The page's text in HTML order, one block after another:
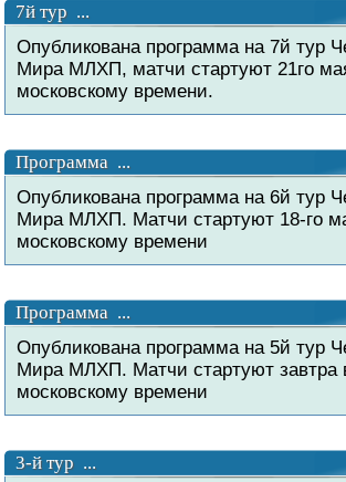
7й тур ...
Опубликована программа на 7й тур
Мира МЛХП, матчи стартуют 21го
московскому времени.
Программа ...
Опубликована программа на 6й тур
Мира МЛХП. Матчи стартуют 18-го
московскому времени
Программа ...
Опубликована программа на 5й тур
Мира МЛХП. Матчи стартуют завтра
московскому времени
3-й тур ...